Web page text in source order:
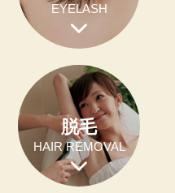
EYELASH
脱毛
HAIR REMOVAL